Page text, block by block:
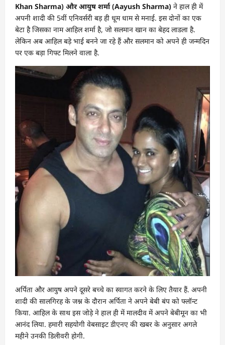
Khan Sharma) और आयुष शर्मा (Aayush Sharma) ने हाल ही में
अपनी शादी की 5वीं एनिवर्सरी बड़ ही धूम धाम से मनाई. इस दोनों का एक
बेटा है जिसका नाम आहिल शर्मा है, जो सलमान खान का बेहद लाडला है.
लेकिन अब आहिल बड़े भाई बनने जा रहे हैं और सलमान को अपने ही जन्मदिन
पर एक बड़ा गिफ्ट मिलने वाला है.
अर्पिता और आयुष अपने दूसरे बच्चे का स्वागत करने के लिए तैयार हैं. अपनी
शादी की सालगिरह के जश्न के दौरान अर्पिता ने अपने बेबी बंप को फ्लॉन्ट
किया. आहिल के साथ इस जोड़े ने हाल ही में मालदीव में अपने बेबीमून का भी
आनंद लिया. हमारी सहयोगी वेबसाइट डीएनए की खबर के अनुसार अगले
महीने उनकी डिलीवरी होगी.